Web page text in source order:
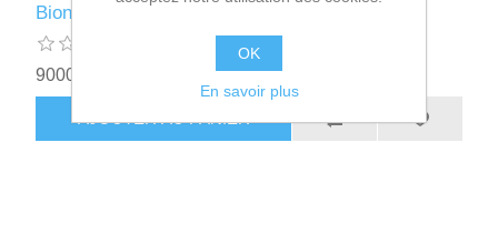
BioniX²
9000,00€ HT
AJOUTER AU PANIER
OK
En savoir plus